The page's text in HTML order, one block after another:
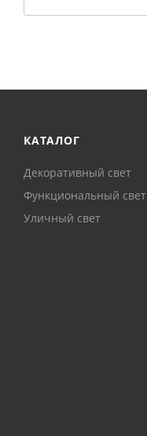
КАТАЛОГ
Декоративный свет
Функциональный свет
Уличный свет